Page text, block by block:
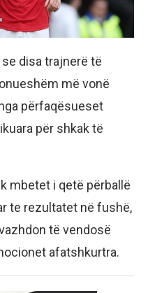
disa trajnerë të
më vonë
përfaqësueset
për shkak të
mbetet i qetë përballë
te rezultatet në fushë,
të vendosë
afatshkurtra.